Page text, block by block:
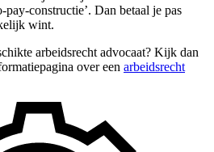
pay-constructie’. Dan betaal je pas
wint.
arbeidsrecht advocaat? Kijk dan
over een arbeidsrecht